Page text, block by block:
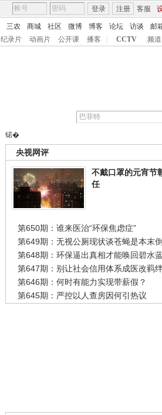
客服
登录 注册
三农 商城 社区 微博 博客 论坛 访谈 邮
纪录片 动画片 公开课 播客 CCTV 频道
锘�
央视网评
不戴口罩的元宵节
任
第650期：谁来医治“环保焦虑症”
第649期：无视公厕现状谈苍蝇是本末
第648期：环保逼出真相才能唤回碧水
第647期：别让社会信用体系成医改羁
第646期：何时有能力实现带薪假？
第645期：严控以人查房因何引热议